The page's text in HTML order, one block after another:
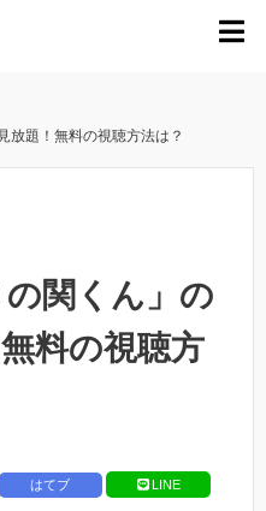
放題！無料の視聴方法は？
関くん」の
料の視聴方
はてブ LINE